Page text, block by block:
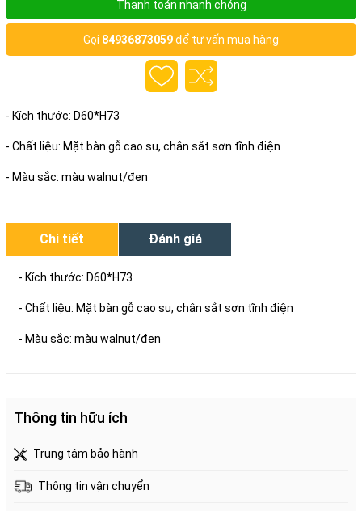
Thanh toán nhanh chóng
Gọi 84936873059để tư vấn mua hàng
- Kích thước: D60*H73
- Chất liệu: Mặt bàn gỗ cao su, chân sắt sơn tĩnh điện
- Màu sắc: màu walnut/đen
Chi tiết Đánh giá
- Kích thước: D60*H73
- Chất liệu: Mặt bàn gỗ cao su, chân sắt sơn tĩnh điện
- Màu sắc: màu walnut/đen
Thông tin hữu ích
Trung tâm bảo hành
Thông tin vận chuyển